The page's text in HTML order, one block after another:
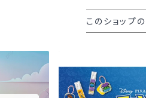
このショップ